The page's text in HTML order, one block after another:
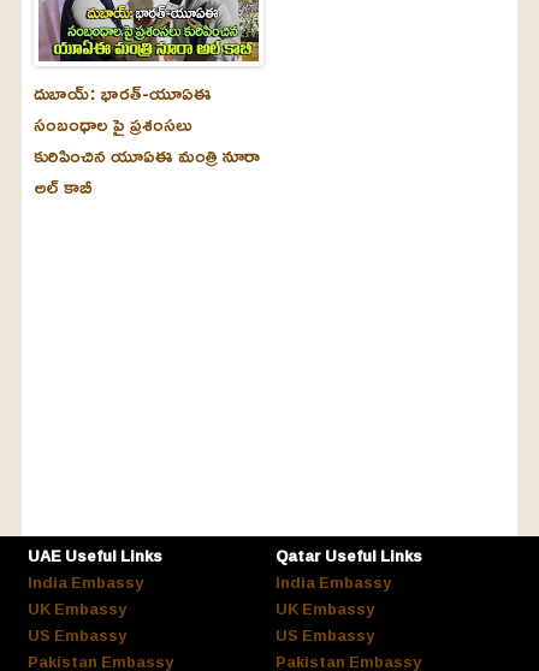
దుబాయ్‌: భారత్-యూఏఈ
సంబంధాల పై ప్రశంసలు
కురిపించిన యూఏఈ మంత్రి నూరా
అల్‌ కాబీ
UAE Useful Links
India Embassy
UK Embassy
US Embassy
Pakistan Embassy
Qatar Useful Links
India Embassy
UK Embassy
US Embassy
Pakistan Embassy